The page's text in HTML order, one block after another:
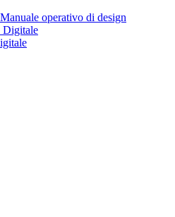
operativo di design